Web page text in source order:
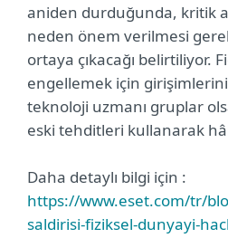
aniden durduğunda, kritik
neden önem verilmesi
ortaya çıkacağı belirtiliyor.
engellemek için girişimlerini
teknoloji uzmanı gruplar
eski tehditleri kullanarak
Daha detaylı bilgi için :
https://www.eset.com/tr/
saldirisi-fiziksel-dunyayi-